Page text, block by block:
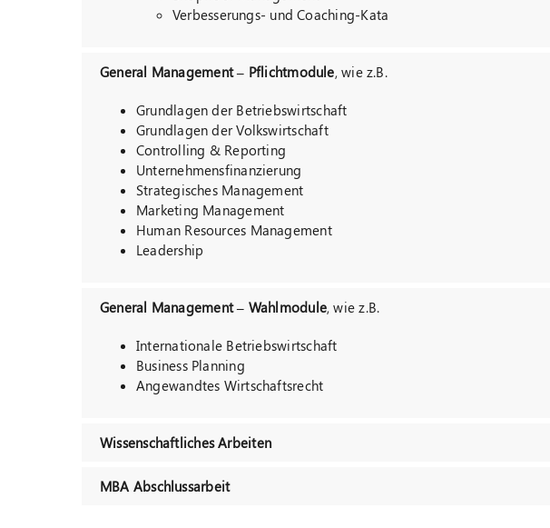
Verbesserungs- und Coaching-Kata
General Management – Pflichtmodule, wie z.B.
Grundlagen der Betriebswirtschaft
Grundlagen der Volkswirtschaft
Controlling & Reporting
Unternehmensfinanzierung
Strategisches Management
Marketing Management
Human Resources Management
Leadership
General Management – Wahlmodule, wie z.B.
Internationale Betriebswirtschaft
Business Planning
Angewandtes Wirtschaftsrecht
Wissenschaftliches Arbeiten
MBA Abschlussarbeit